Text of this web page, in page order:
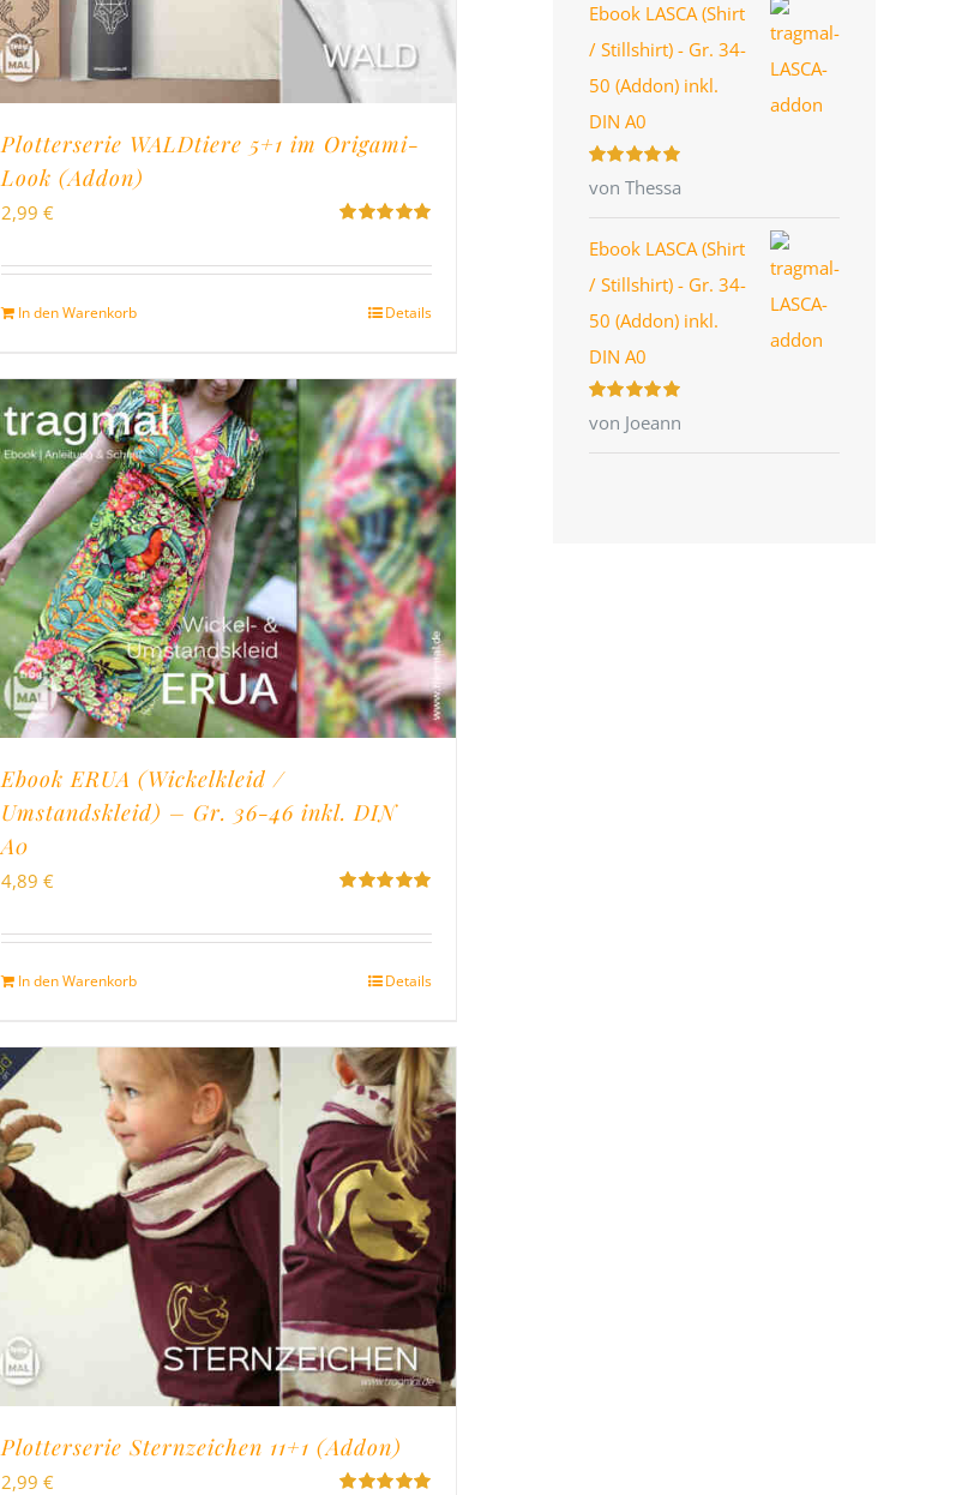
Plotterserie WALDtiere 5+1 im Origami-
Look (Addon)
5
2,99€
In den Warenkorb Details
Ebook ERUA (Wickelkleid /
Umstandskleid) – Gr. 36-46 inkl. DIN
A0
5
4,89€
In den Warenkorb Details
Plotterserie Sternzeichen 11+1 (Addon)
2,99€
Ebook LASCA (Shirt
/ Stillshirt) - Gr. 34-
50 (Addon) inkl.
DIN A0
Bewertet
mit5 von 5
von Thessa
Ebook LASCA (Shirt
/ Stillshirt) - Gr. 34-
50 (Addon) inkl.
DIN A0
Bewertet
mit5 von 5
von Joeann